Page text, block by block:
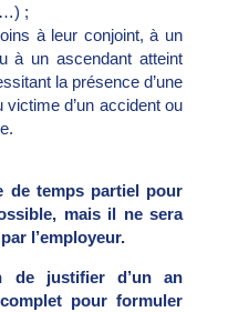
;
à leur conjoint, à un
à un ascendant atteint
la présence d’une
d’un accident ou
de temps partiel pour
mais il ne sera
l’employeur.
de justifier d’un an
pour formuler